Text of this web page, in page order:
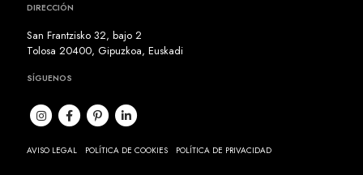
DIRECCIÓN
San Frantzisko 32, bajo 2
Tolosa 20400, Gipuzkoa, Euskadi
SÍGUENOS
AVISO LEGAL POLÍTICA DE COOKIES POLÍTICA DE PRIVACIDAD